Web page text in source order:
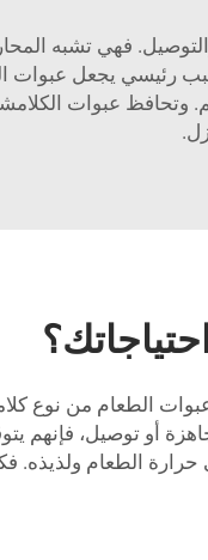
فهي تشبه
رئيسي يجعل عبوات
وتحافظ عبوات
الطعام من نوع
أو توصيل، فإنهم
الطعام ولذيذه.